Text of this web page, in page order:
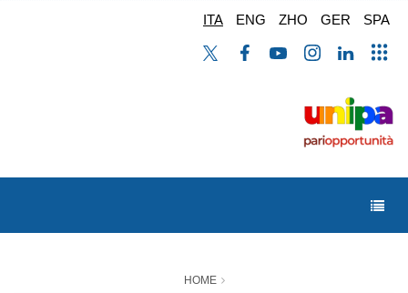
ITA ENG ZHO GER SPA
HOME